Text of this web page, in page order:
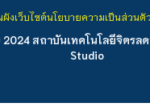
สถาบันเทคโนโลยีจิตรลด
Studio
ผังเว็บไซต์นโยบายความเป็นส่วนตั